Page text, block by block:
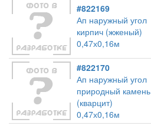
#822169
Ап наружный угол
кирпич (жженый)
0,47х0,16м
#822170
Ап наружный угол
природный камень
(кварцит)
0,47х0,16м